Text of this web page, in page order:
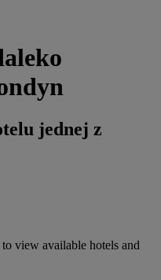
jednej z
view available hotels and